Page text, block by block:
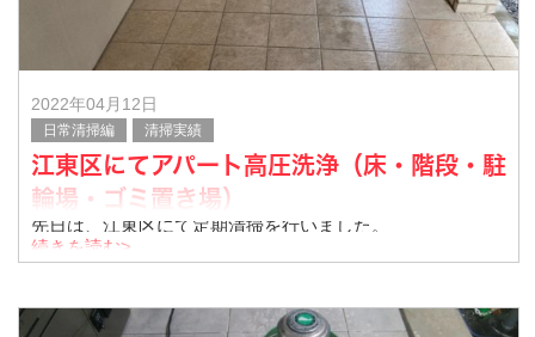
2022年04月12日
日常清掃編 清掃実績
江東区にてアパート高圧洗浄（床・階段・駐
輪場・ゴミ置き場）
先日は、江東区にて定期清掃を行いました。
そちらの様子を、ご紹介させていただきます。
階段洗浄
続きを読む>